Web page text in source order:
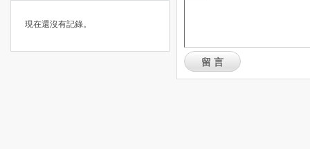
現在還沒有記錄。
留言